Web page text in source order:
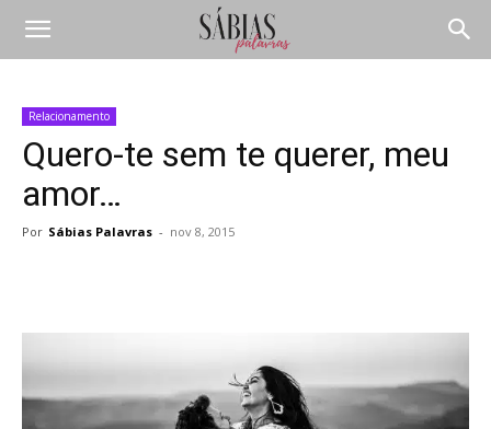
Relacionamento
Quero-te sem te querer, meu
amor…
Por Sábias Palavras - nov 8, 2015